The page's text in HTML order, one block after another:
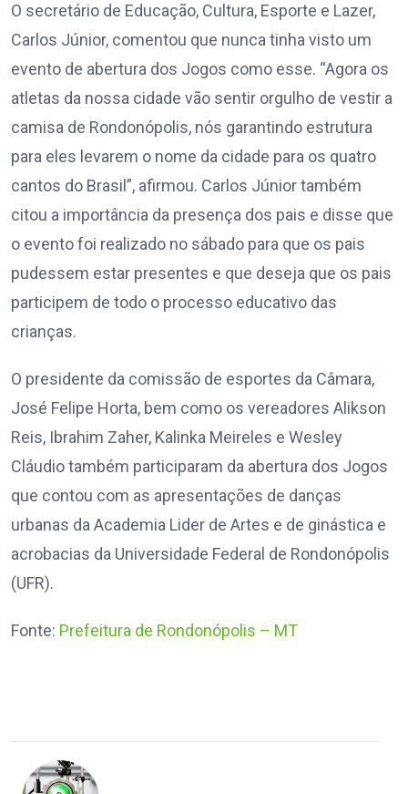
O secretário de Educação, Cultura, Esporte e Lazer,
Carlos Júnior, comentou que nunca tinha visto um
evento de abertura dos Jogos como esse. “Agora os
atletas da nossa cidade vão sentir orgulho de vestir a
camisa de Rondonópolis, nós garantindo estrutura
para eles levarem o nome da cidade para os quatro
cantos do Brasil”, afirmou. Carlos Júnior também
citou a importância da presença dos pais e disse que
o evento foi realizado no sábado para que os pais
pudessem estar presentes e que deseja que os pais
participem de todo o processo educativo das
crianças.
O presidente da comissão de esportes da Câmara,
José Felipe Horta, bem como os vereadores Alikson
Reis, Ibrahim Zaher, Kalinka Meireles e Wesley
Cláudio também participaram da abertura dos Jogos
que contou com as apresentações de danças
urbanas da Academia Lider de Artes e de ginástica e
acrobacias da Universidade Federal de Rondonópolis
(UFR).
Fonte: Prefeitura de Rondonópolis – MT